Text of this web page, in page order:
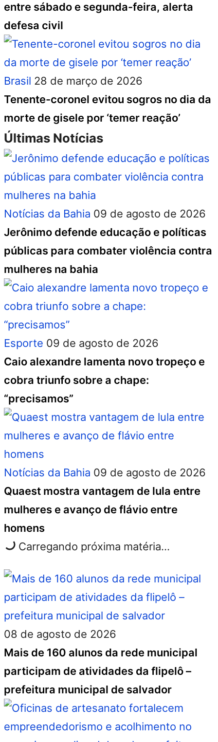
08 de agosto de 2026
Mais de 160 alunos da rede municipal
participam de atividades da flipelô –
prefeitura municipal de salvador
entre sábado e segunda-feira, alerta
defesa civil
Brasil 28 de março de 2026
Tenente-coronel evitou sogros no dia da
morte de gisele por ‘temer reação’
Últimas Notícias
Notícias da Bahia 09 de agosto de 2026
Jerônimo defende educação e políticas
públicas para combater violência contra
mulheres na bahia
Esporte 09 de agosto de 2026
Caio alexandre lamenta novo tropeço e
cobra triunfo sobre a chape:
“precisamos”
Notícias da Bahia 09 de agosto de 2026
Quaest mostra vantagem de lula entre
mulheres e avanço de flávio entre
homens
Carregando próxima matéria...